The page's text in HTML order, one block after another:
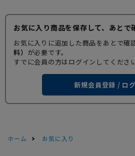
お気に入り商品を保存して、あとで
お気に入りに追加した商品をあとで確
料） が必要です。
すでに会員の方はログインしてください
新規会員登録 / ロ
ホーム お気に入り